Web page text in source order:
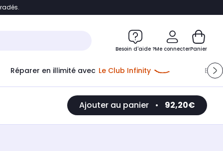
Accéder directement au chatbot
Besoin d'aide ?Me connecterPanier
Réparer en illimité avec Le Club Infinity
Ajouter au panier • 92,20€